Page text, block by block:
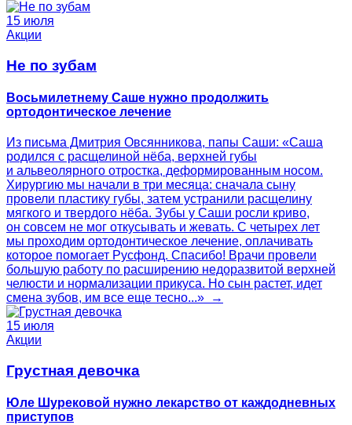
15 июля
Акции
Не по зубам
Восьмилетнему Саше нужно продолжить
ортодонтическое лечение
Из письма Дмитрия Овсянникова, папы Саши: «Саша
родился с расщелиной нёба, верхней губы
и альвеолярного отростка, деформированным носом.
Хирургию мы начали в три месяца: сначала сыну
провели пластику губы, затем устранили расщелину
мягкого и твердого нёба. Зубы у Саши росли криво,
он совсем не мог откусывать и жевать. С четырех лет
мы проходим ортодонтическое лечение, оплачивать
которое помогает Русфонд. Спасибо! Врачи провели
большую работу по расширению недоразвитой верхней
челюсти и нормализации прикуса. Но сын растет, идет
смена зубов, им все еще тесно...» →
15 июля
Акции
Грустная девочка
Юле Шурековой нужно лекарство от каждодневных
приступов